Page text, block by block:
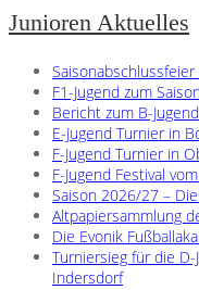
Junioren Aktuelles
Saisonabschlussfeier
F1-Jugend zum
Bericht zum B-
E-Jugend Turnier in
F-Jugend Turnier in
F-Jugend Festival
Saison 2026/27 –
Altpapiersammlung
Die Evonik
Turniersieg für die
Indersdorf